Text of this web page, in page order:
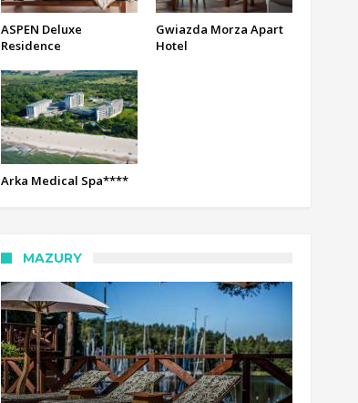
ASPEN Deluxe
Residence
Gwiazda Morza Apart
Hotel
Arka Medical Spa****
MAZURY